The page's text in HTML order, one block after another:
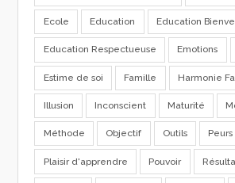
Ecole Education Education
Education Respectueuse Emotions
Estime de soi Famille Harmonie
Illusion Inconscient Maturité
Méthode Objectif Outils Peurs
Plaisir d'apprendre Pouvoir